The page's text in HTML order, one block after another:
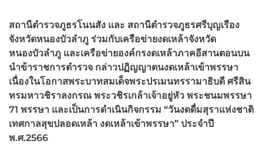
สถานีตำรวจภูธรโนนสัง และ สถานีตำรวจภูธรศรีบุญเรือง
จังหวัดหนองบัวลำภู ร่วมกับเครือข่ายงดเหล้าจังหวัด
หนองบัวลำภู และเครือข่ายองค์กรงดเหล้าภาคอีสานตอนบน
นำข้าราชการตำรวจ กล่าวปฏิญญาตนงดเหล้าเข้าพรรษา
เนื่องในโอกาสพระบาทสมเด็จพระปรเมนทรรามาธิบดี ศรีสิน
ทรมหาวชิราลงกรณ พระวชิรเกล้าเจ้าอยู่หัว พระชนมพรรษา
71 พรรษา และเป็นการดำเนินกิจกรรม “วันงดดื่มสุราแห่งชาติ
เทศกาลสุขปลอดเหล้า งดเหล้าเข้าพรรษา” ประจำปี
พ.ศ.2566